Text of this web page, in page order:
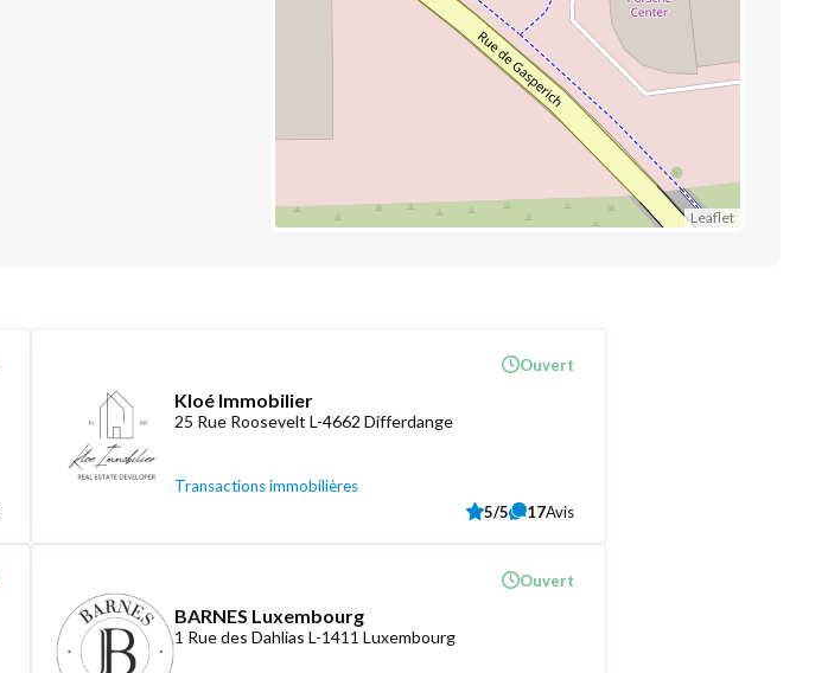
Leaflet
Kloé Immobilier
25 Rue Roosevelt L-4662 Differdange
Transactions immobilières
Ouvert
5/5 17Avis
BARNES Luxembourg
1 Rue des Dahlias L-1411 Luxembourg
Ouvert